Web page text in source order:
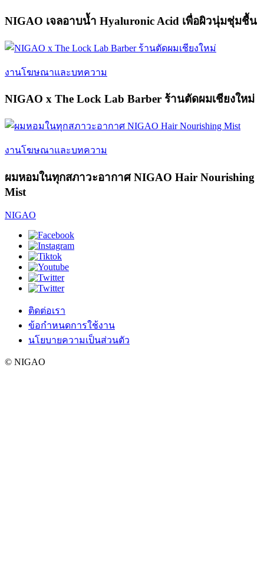
NIGAO เจลอาบน้ำ Hyaluronic Acid เพื่อผิวนุ่มชุ่มชื้น
งานโฆษณาและบทความ
NIGAO x The Lock Lab Barber ร้านตัดผมเชียงใหม่
งานโฆษณาและบทความ
ผมหอมในทุกสภาวะอากาศ NIGAO Hair Nourishing
Mist
NIGAO
ติดต่อเรา
ข้อกำหนดการใช้งาน
นโยบายความเป็นส่วนตัว
© NIGAO